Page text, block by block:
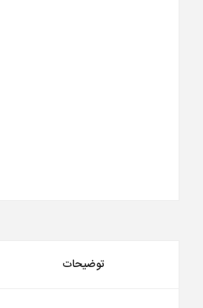
توضیحات